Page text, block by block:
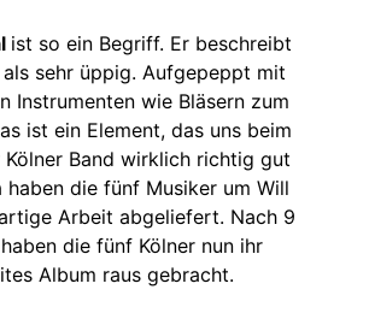
ist so ein Begriff. Er beschreibt
sehr üppig. Aufgepeppt mit
Instrumenten wie Bläsern zum
ist ein Element, das uns beim
Kölner Band wirklich richtig gut
haben die fünf Musiker um Will
Arbeit abgeliefert. Nach 9
die fünf Kölner nun ihr
Album raus gebracht.